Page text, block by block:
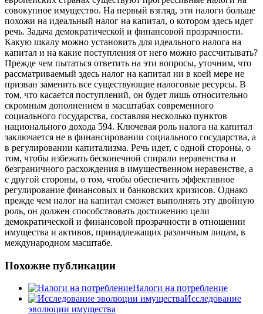
совокупное имущество. На первый взгляд, эти налоги больше
похожи на идеальный налог на капитал, о котором здесь идет
речь. Задача демократической и финансовой прозрачности.
Какую шкалу можно установить для идеального налога на
капитал и на какие поступления от него можно рассчитывать?
Прежде чем пытаться ответить на эти вопросы, уточним, что
рассматриваемый здесь налог на капитал ни в коей мере не
призван заменить все существующие налоговые ресурсы. В
том, что касается поступлений, он будет лишь относительно
скромным дополнением в масштабах современного
социального государства, составляя несколько пунктов
национального дохода 594. Ключевая роль налога на капитал
заключается не в финансировании социального государства, а
в регулировании капитализма. Речь идет, с одной стороны, о
том, чтобы избежать бесконечной спирали неравенства и
безграничного расхождения в имущественном неравенстве, а
с другой стороны, о том, чтобы обеспечить эффективное
регулирование финансовых и банковских кризисов. Однако
прежде чем налог на капитал сможет выполнять эту двойную
роль, он должен способствовать достижению цели
демократической и финансовой прозрачности в отношении
имущества и активов, принадлежащих различным лицам, в
международном масштабе.
Похожие публикации
Налоги на потребление
Исследование
эволюции имущества